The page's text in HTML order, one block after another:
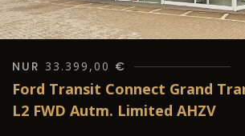
NUR 33.399,00 €
Ford Transit Connect Grand
L2 FWD Autm. Limited AHZV